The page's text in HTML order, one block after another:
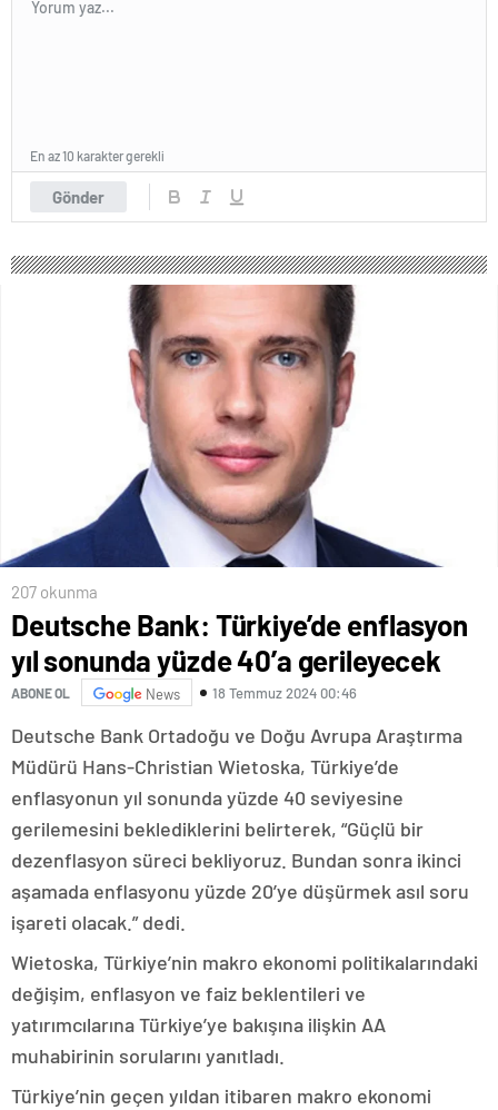
Gönder
En az 10 karakter gerekli
207 okunma
Deutsche Bank: Türkiye’de enflasyon
yıl sonunda yüzde 40’a gerileyecek
ABONE OL News 18 Temmuz 2024 00:46
Deutsche Bank Ortadoğu ve Doğu Avrupa Araştırma
Müdürü Hans-Christian Wietoska, Türkiye’de
enflasyonun yıl sonunda yüzde 40 seviyesine
gerilemesini beklediklerini belirterek, “Güçlü bir
dezenflasyon süreci bekliyoruz. Bundan sonra ikinci
aşamada enflasyonu yüzde 20’ye düşürmek asıl soru
işareti olacak.” dedi.
Wietoska, Türkiye’nin makro ekonomi politikalarındaki
değişim, enflasyon ve faiz beklentileri ve
yatırımcılarına Türkiye’ye bakışına ilişkin AA
muhabirinin sorularını yanıtladı.
Türkiye’nin geçen yıldan itibaren makro ekonomi